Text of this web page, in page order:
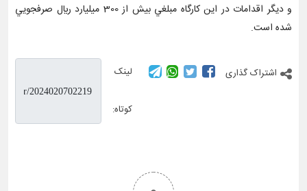
و ديگر اقدامات در اين كارگاه مبلغي بيش از 300 ميليارد ريال صرفجويي
شده است.
اشتراک گذاری لینک
کوتاه: